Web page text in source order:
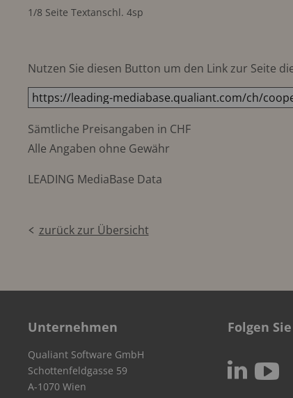
1/8 Seite Textanschl. 4sp
Nutzen Sie diesen Button um den Link zur Seite
Sämtliche Preisangaben in CHF
Alle Angaben ohne Gewähr
LEADING MediaBase Data
zurück zur Übersicht
Unternehmen
Qualiant Software GmbH
Schottenfeldgasse 59
A-1070 Wien
Folgen
N c